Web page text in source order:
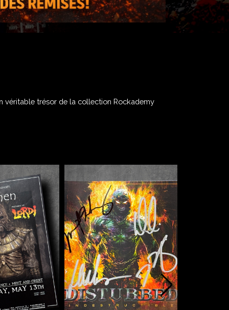
véritable trésor de la collection Rockademy